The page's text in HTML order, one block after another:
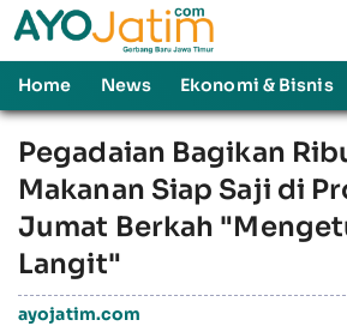
Home News Ekonomi & Bisnis
Pegadaian Bagikan
Makanan Siap Saji di
Jumat Berkah
Langit"
ayojatim.com